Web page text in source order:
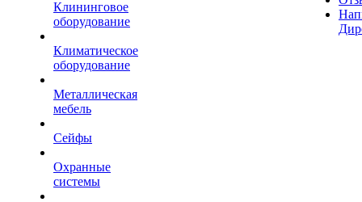
Клининговое
оборудование
Климатическое
оборудование
Металлическая
мебель
Сейфы
Охранные
системы